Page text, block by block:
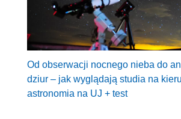
Od obserwacji nocnego nieba do
dziur – jak wyglądają studia na
astronomia na UJ + test